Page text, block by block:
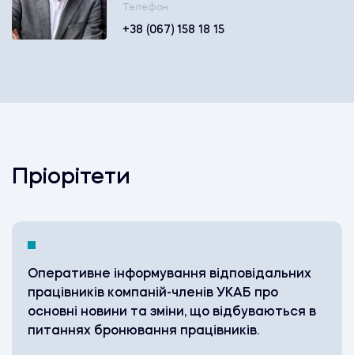
Телефон
+38 (067) 158 18 15
Пріорітети
Оперативне інформування відповідальних
працівників компаній-членів УКАБ про
основні новини та зміни, що відбуваються в
питаннях бронювання працівників.